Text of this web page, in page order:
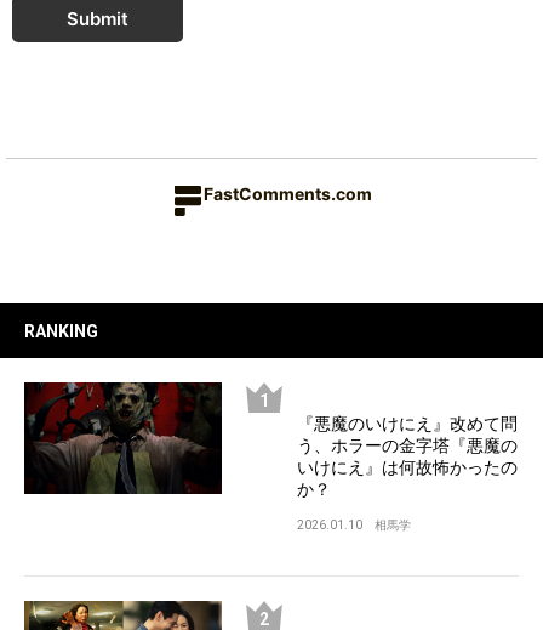
Submit
FastComments.com
RANKING
『悪魔のいけにえ』改めて問
う、ホラーの金字塔『悪魔の
いけにえ』は何故怖かったの
か？
2026.01.10 相馬学